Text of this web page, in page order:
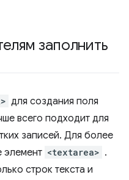
заполнить
для создания поля
всего подходит для
записей. Для более
элемент <textarea> .
строк текста и